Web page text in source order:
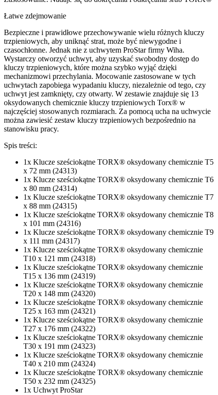
Łatwe zdejmowanie
Bezpieczne i prawidłowe przechowywanie wielu różnych kluczy
trzpieniowych, aby uniknąć strat, może być niewygodne i
czasochłonne. Jednak nie z uchwytem ProStar firmy Wiha.
Wystarczy otworzyć uchwyt, aby uzyskać swobodny dostęp do
kluczy trzpieniowych, które można szybko wyjąć dzięki
mechanizmowi przechylania. Mocowanie zastosowane w tych
uchwytach zapobiega wypadaniu kluczy, niezależnie od tego, czy
uchwyt jest zamknięty, czy otwarty. W zestawie znajduje się 13
oksydowanych chemicznie kluczy trzpieniowych Torx® w
najczęściej stosowanych rozmiarach. Za pomocą ucha na uchwycie
można zawiesić zestaw kluczy trzpieniowych bezpośrednio na
stanowisku pracy.
Spis treści:
1x Klucze sześciokątne TORX® oksydowany chemicznie T5
x 72 mm (24313)
1x Klucze sześciokątne TORX® oksydowany chemicznie T6
x 80 mm (24314)
1x Klucze sześciokątne TORX® oksydowany chemicznie T7
x 88 mm (24315)
1x Klucze sześciokątne TORX® oksydowany chemicznie T8
x 101 mm (24316)
1x Klucze sześciokątne TORX® oksydowany chemicznie T9
x 111 mm (24317)
1x Klucze sześciokątne TORX® oksydowany chemicznie
T10 x 121 mm (24318)
1x Klucze sześciokątne TORX® oksydowany chemicznie
T15 x 136 mm (24319)
1x Klucze sześciokątne TORX® oksydowany chemicznie
T20 x 148 mm (24320)
1x Klucze sześciokątne TORX® oksydowany chemicznie
T25 x 163 mm (24321)
1x Klucze sześciokątne TORX® oksydowany chemicznie
T27 x 176 mm (24322)
1x Klucze sześciokątne TORX® oksydowany chemicznie
T30 x 191 mm (24323)
1x Klucze sześciokątne TORX® oksydowany chemicznie
T40 x 210 mm (24324)
1x Klucze sześciokątne TORX® oksydowany chemicznie
T50 x 232 mm (24325)
1x Uchwyt ProStar